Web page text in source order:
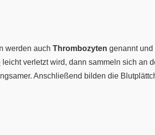
werden auch Thrombozyten genannt
leicht verletzt wird, dann sammeln sich an
Anschließend bilden die